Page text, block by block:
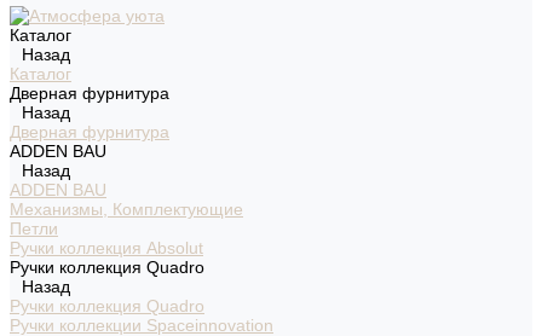
Каталог
Назад
Каталог
Дверная фурнитура
Назад
Дверная фурнитура
ADDEN BAU
Назад
ADDEN BAU
Механизмы, Комплектующие
Петли
Ручки коллекция Absolut
Ручки коллекция Quadro
Назад
Ручки коллекция Quadro
Ручки коллекции Spaceinnovation